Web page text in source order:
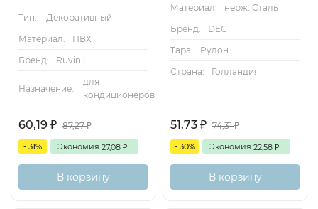
Тип.:
Декоративный
Материал:
ПВХ
Бренд:
Ruvinil
Назначение.:
для
кондиционеров
60,19 ₽ 87,27₽
- 31% Экономия 27,08 ₽
В корзину
Материал:
нерж. Сталь
Бренд:
DEC
Тара:
Рулон
Страна:
Голландия
51,73 ₽ 74,31₽
- 30% Экономия 22,58 ₽
В корзину